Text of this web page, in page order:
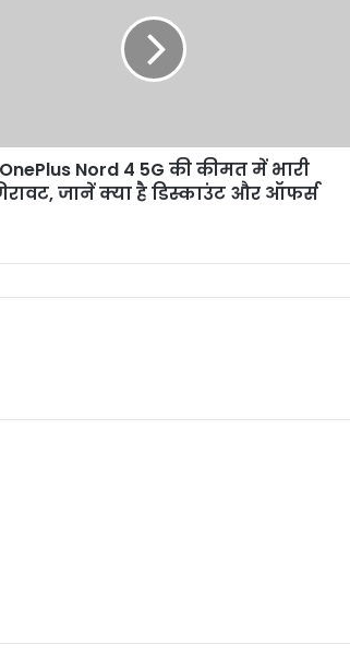
शेयर बाजार में विदेशी निवेशकों की भारी
इलेक्ट्रिक कारें क्यों होती हैं ज्यादा भारी? जानिए
वजन के फायदे और नुकसान
मिलेगा रिटर्न जानकर रह जाएंगे
OnePlus Nord 4 5G की कीमत में भारी
जानें क्या है डिस्काउंट और ऑफर्स